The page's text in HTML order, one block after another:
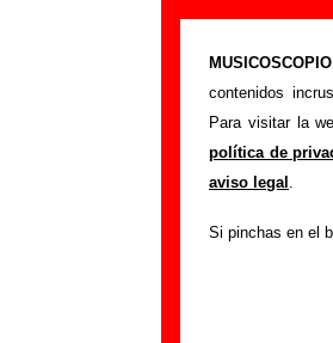
contenidos
Para visitar la
política de
aviso legal .
Si pinchas en el
Los Planetas
Portada >Los
Si tienes
siguiente
colaboración.
Nombre: